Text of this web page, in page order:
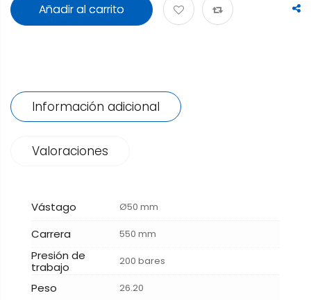
Añadir al carrito
Información adicional
Valoraciones
Vástago Ø50 mm
Carrera 550 mm
Presión de
trabajo
200 bares
Peso 26.20